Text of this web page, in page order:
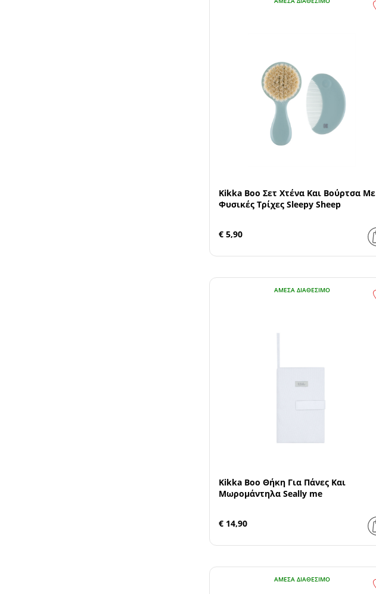
Kikka Boo Σετ Χτένα Και Βούρτσα Με
Φυσικές Τρίχες Sleepy Sheep
€ 5,90
ΆΜΕΣΑ ΔΙΑΘΈΣΙΜΟ
Kikka Boo Θήκη Για Πάνες Και
Μωρομάντηλα Seally me
€ 14,90
ΆΜΕΣΑ ΔΙΑΘΈΣΙΜΟ